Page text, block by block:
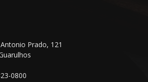
Antonio Prado, 121
0800